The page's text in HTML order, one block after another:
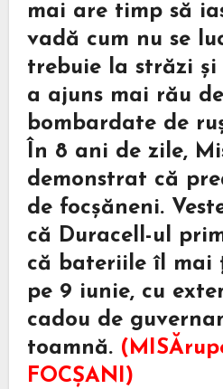
mai are timp să
vadă cum nu se
trebuie la străzi și
a ajuns mai rău
bombardate de
În 8 ani de zile,
demonstrat că
de focșăneni.
că Duracell-ul
că bateriile îl mai
pe 9 iunie, cu
cadou de
toamnă.
FOCȘANI)